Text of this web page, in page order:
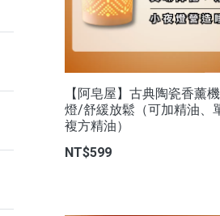
【阿皂屋】古典陶瓷香薰
燈/舒緩放鬆（可加精油、
複方精油）
NT$599